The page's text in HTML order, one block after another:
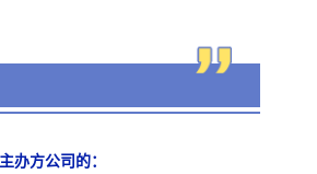
主办方公司的：